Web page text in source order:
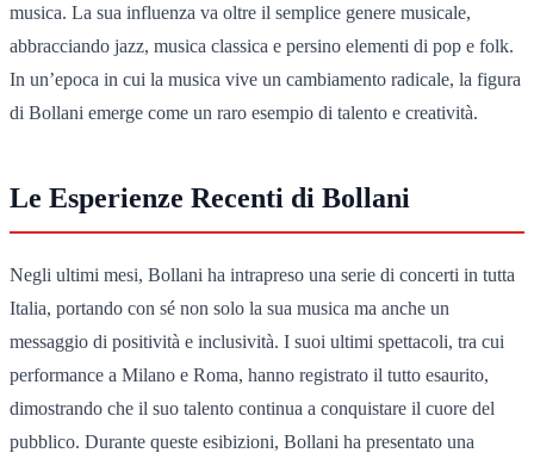
musica. La sua influenza va oltre il semplice genere musicale,
abbracciando jazz, musica classica e persino elementi di pop e folk.
In un’epoca in cui la musica vive un cambiamento radicale, la figura
di Bollani emerge come un raro esempio di talento e creatività.
Le Esperienze Recenti di Bollani
Negli ultimi mesi, Bollani ha intrapreso una serie di concerti in tutta
Italia, portando con sé non solo la sua musica ma anche un
messaggio di positività e inclusività. I suoi ultimi spettacoli, tra cui
performance a Milano e Roma, hanno registrato il tutto esaurito,
dimostrando che il suo talento continua a conquistare il cuore del
pubblico. Durante queste esibizioni, Bollani ha presentato una